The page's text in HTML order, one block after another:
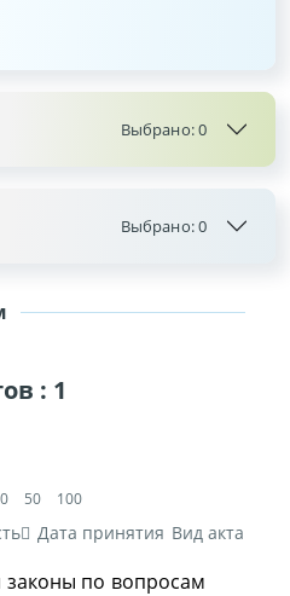
: 1
50
100
Дата принятия Вид акта
по вопросам
Выбрано:0
Выбрано:0